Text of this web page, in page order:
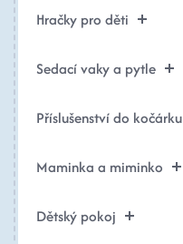
Hračky pro děti
Sedací vaky a pytle
Příslušenství do kočárku
Maminka a miminko
Dětský pokoj